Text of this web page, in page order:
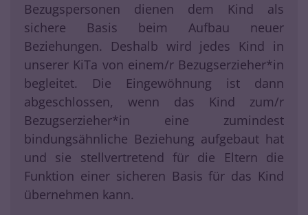
Bezugspersonen dienen dem Kind als
sichere Basis beim Aufbau neuer
Beziehungen. Deshalb wird jedes Kind in
unserer KiTa von einem/r Bezugserzieher*in
begleitet. Die Eingewöhnung ist dann
abgeschlossen, wenn das Kind zum/r
Bezugserzieher*in eine zumindest
bindungsähnliche Beziehung aufgebaut hat
und sie stellvertretend für die Eltern die
Funktion einer sicheren Basis für das Kind
übernehmen kann.